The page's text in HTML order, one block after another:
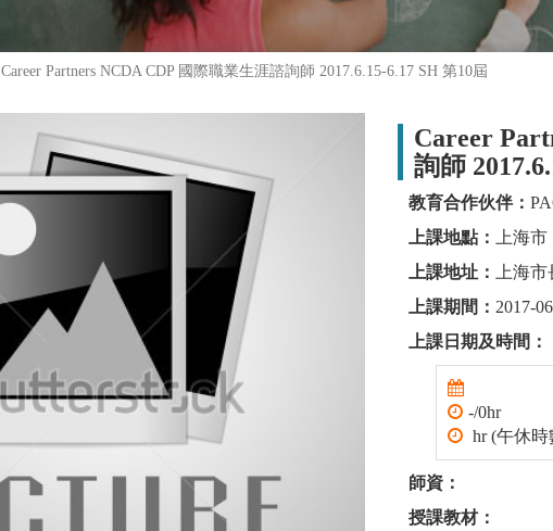
Career Partners NCDA CDP 國際職業生涯諮詢師 2017.6.15-6.17 SH 第10屆
Career
詢師
教育合作伙伴：
上課地點：
上海市
上課地址：
上海
上課期間： 2017-
上課日期及時間：
-/0hr
hr (午休時
師資：
授課教材：